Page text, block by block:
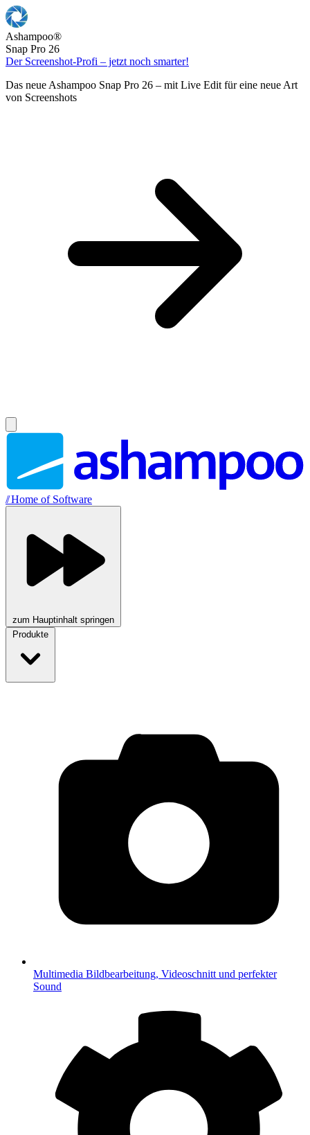
Ashampoo®
Snap Pro 26
Der Screenshot-Profi – jetzt noch smarter!
Das neue Ashampoo Snap Pro 26 – mit Live Edit für eine neue Art
von Screenshots
//Home of Software
zum Hauptinhalt springen
Produkte
Multimedia Bildbearbeitung, Videoschnitt und perfekter
Sound